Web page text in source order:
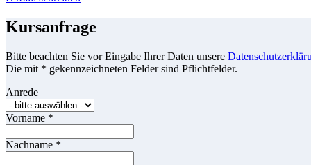
Kursanfrage
Bitte beachten Sie vor Eingabe Ihrer Daten unsere
Die mit * gekennzeichneten Felder sind Pflichtfelder.
Anrede
Vorname *
Nachname *